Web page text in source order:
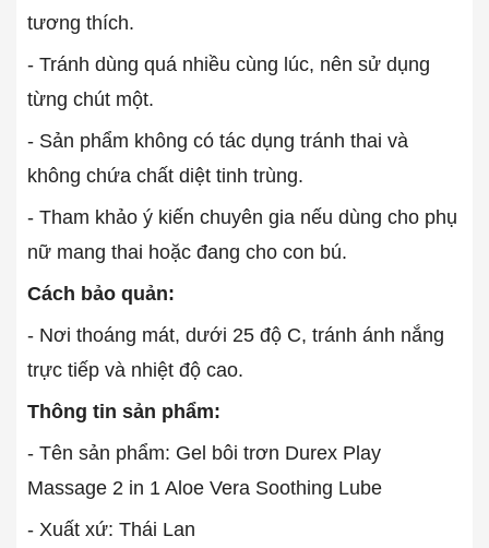
tương thích.
- Tránh dùng quá nhiều cùng lúc, nên sử dụng
từng chút một.
- Sản phẩm không có tác dụng tránh thai và
không chứa chất diệt tinh trùng.
- Tham khảo ý kiến chuyên gia nếu dùng cho phụ
nữ mang thai hoặc đang cho con bú.
Cách bảo quản:
- Nơi thoáng mát, dưới 25 độ C, tránh ánh nắng
trực tiếp và nhiệt độ cao.
Thông tin sản phẩm:
- Tên sản phẩm: Gel bôi trơn Durex Play
Massage 2 in 1 Aloe Vera Soothing Lube
- Xuất xứ: Thái Lan